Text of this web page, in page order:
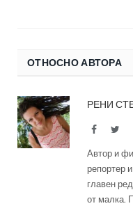
ОТНОСНО АВТОРА
РЕНИ
Facebook
Автор и
репортер
главен
от малка.